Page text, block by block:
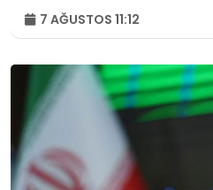
7 AĞUSTOS 11:12